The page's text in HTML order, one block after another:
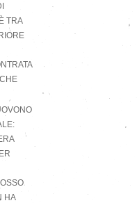
TRA
HA